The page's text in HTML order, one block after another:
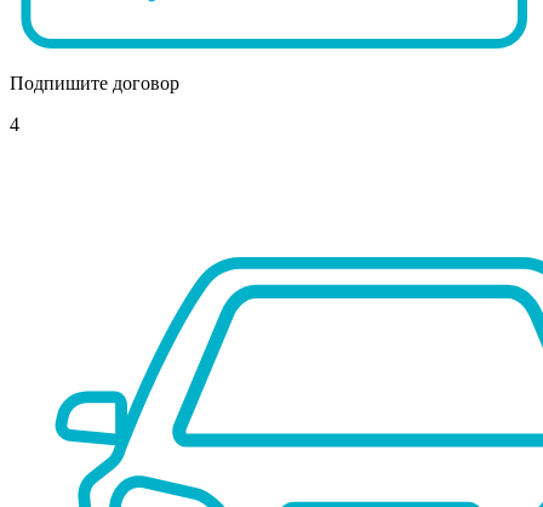
Подпишите договор
4